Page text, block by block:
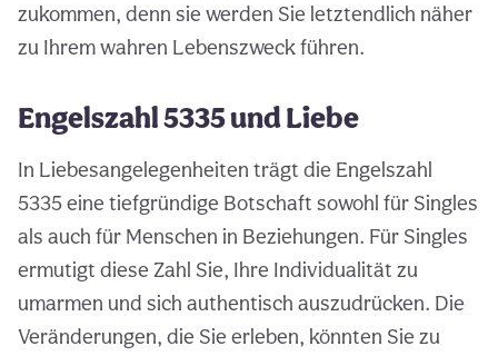
zukommen, denn sie werden Sie letztendlich näher
zu Ihrem wahren Lebenszweck führen.
Engelszahl 5335 und Liebe
In Liebesangelegenheiten trägt die Engelszahl
5335 eine tiefgründige Botschaft sowohl für Singles
als auch für Menschen in Beziehungen. Für Singles
ermutigt diese Zahl Sie, Ihre Individualität zu
umarmen und sich authentisch auszudrücken. Die
Veränderungen, die Sie erleben, könnten Sie zu